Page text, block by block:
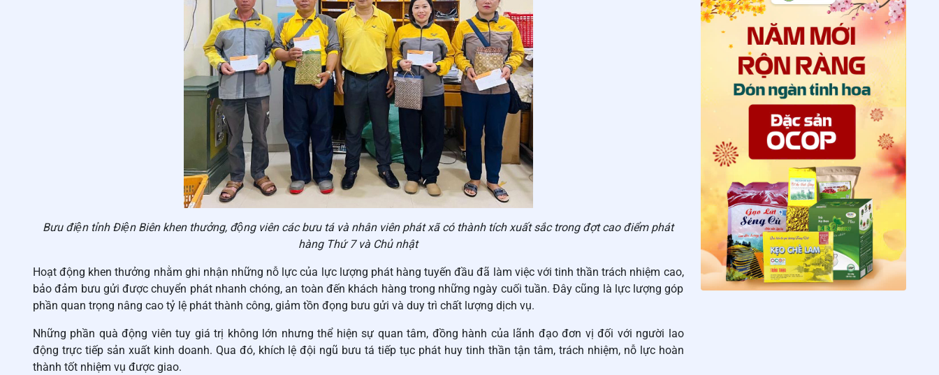
Bưu điện tỉnh Điện Biên khen thưởng, động viên các bưu tá và nhân viên phát xã có thành tích xuất sắc trong đợt cao điểm phát
hàng Thứ 7 và Chủ nhật
Hoạt động khen thưởng nhằm ghi nhận những nỗ lực của lực lượng phát hàng tuyến đầu đã làm việc với tinh thần trách nhiệm cao,
bảo đảm bưu gửi được chuyển phát nhanh chóng, an toàn đến khách hàng trong những ngày cuối tuần. Đây cũng là lực lượng góp
phần quan trọng nâng cao tỷ lệ phát thành công, giảm tồn đọng bưu gửi và duy trì chất lượng dịch vụ.
Những phần quà động viên tuy giá trị không lớn nhưng thể hiện sự quan tâm, đồng hành của lãnh đạo đơn vị đối với người lao
động trực tiếp sản xuất kinh doanh. Qua đó, khích lệ đội ngũ bưu tá tiếp tục phát huy tinh thần tận tâm, trách nhiệm, nỗ lực hoàn
thành tốt nhiệm vụ được giao.